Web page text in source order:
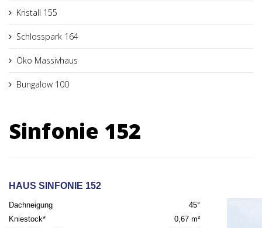
Kristall 155
Schlosspark 164
Öko Massivhaus
Bungalow 100
Sinfonie 152
HAUS SINFONIE 152
Dachneigung
Kniestock*
45°
0,67 m²